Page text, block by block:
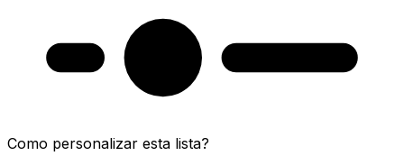
Como personalizar esta lista?